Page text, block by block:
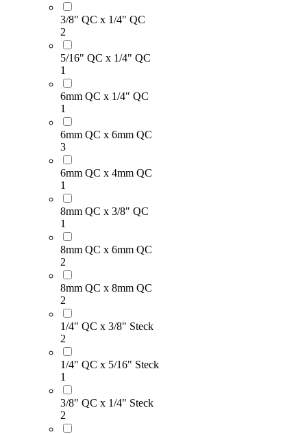
3/8" QC x 1/4" QC
2
5/16" QC x 1/4" QC
1
6mm QC x 1/4" QC
1
6mm QC x 6mm QC
3
6mm QC x 4mm QC
1
8mm QC x 3/8" QC
1
8mm QC x 6mm QC
2
8mm QC x 8mm QC
2
1/4" QC x 3/8" Steck
2
1/4" QC x 5/16" Steck
1
3/8" QC x 1/4" Steck
2